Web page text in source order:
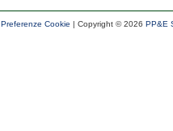
Preferenze Cookie | Copyright ©2026 PP&E